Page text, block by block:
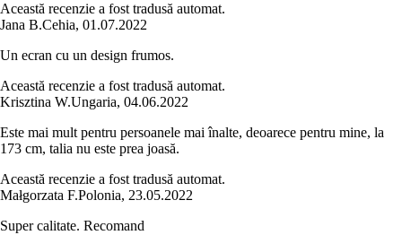
Această recenzie a fost tradusă automat.
Jana B.Cehia, 01.07.2022
Un ecran cu un design frumos.
Această recenzie a fost tradusă automat.
Krisztina W.Ungaria, 04.06.2022
Este mai mult pentru persoanele mai înalte, deoarece pentru mine, la
173 cm, talia nu este prea joasă.
Această recenzie a fost tradusă automat.
Małgorzata F.Polonia, 23.05.2022
Super calitate. Recomand